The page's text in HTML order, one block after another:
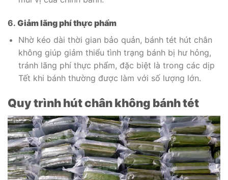
6. Giảm lãng phí thực phẩm
Nhờ kéo dài thời gian bảo quản, bánh tét hút chân
không giúp giảm thiểu tình trạng bánh bị hư hỏng,
tránh lãng phí thực phẩm, đặc biệt là trong các dịp
Tết khi bánh thường được làm với số lượng lớn.
Quy trình hút chân không bánh tét